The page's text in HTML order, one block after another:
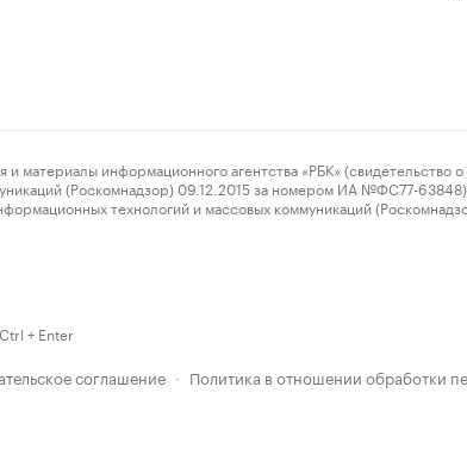
информационного агентства «РБК» (свидетельство о
(Роскомнадзор) 09.12.2015 за номером ИА №ФС77-63848)
технологий и массовых коммуникаций
+ Enter
соглашение · Политика в отношении обработки